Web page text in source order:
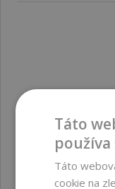
Táto
Táto
cookie na